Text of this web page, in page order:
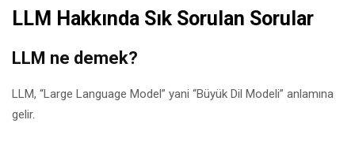
LLM Hakkında Sık Sorulan Sorular
LLM ne demek?
LLM, “Large Language Model” yani “Büyük Dil Modeli” anlamına
gelir.